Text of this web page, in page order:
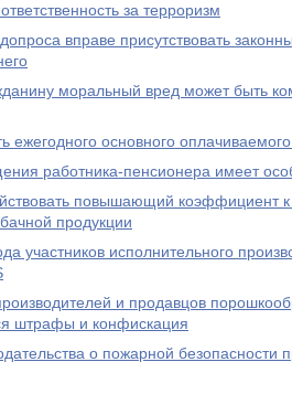
за терроризм
вправе присутствовать
моральный вред может быть
ежегодного основного оплачиваемого
работника-пенсионера имеет
повышающий коэффициент
продукции
участников исполнительного
и продавцов
штрафы и конфискация
о пожарной безопасности